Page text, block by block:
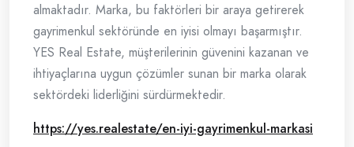
almaktadır. Marka, bu faktörleri bir araya getirerek
gayrimenkul sektöründe en iyisi olmayı başarmıştır.
YES Real Estate, müşterilerinin güvenini kazanan ve
ihtiyaçlarına uygun çözümler sunan bir marka olarak
sektördeki liderliğini sürdürmektedir.
https://yes.realestate/en-iyi-gayrimenkul-markasi